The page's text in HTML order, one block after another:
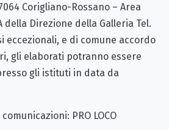
Corigliano-Rossano – Area
della Direzione della Galleria Tel.
eccezionali, e di comune accordo
gli elaborati potranno essere
gli istituti in data da
PRO LOCO